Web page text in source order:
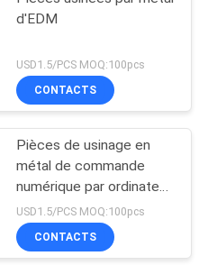
d'EDM
USD1.5/PCS MOQ:100pcs
CONTACTS
Pièces de usinage en
métal de commande
numérique par ordinateur
d'OEM
USD1.5/PCS MOQ:100pcs
CONTACTS